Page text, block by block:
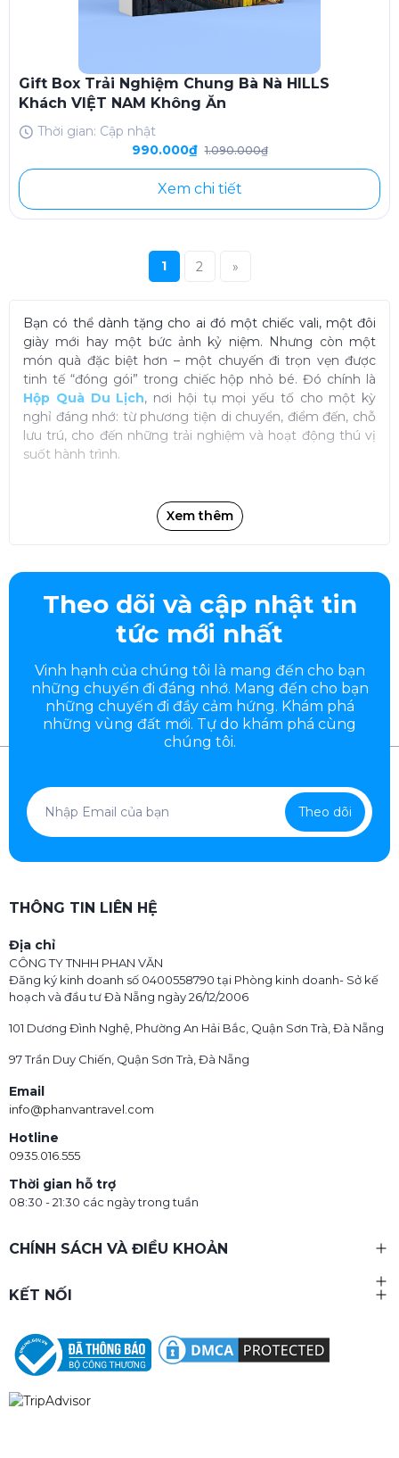
Gift Box Trải Nghiệm Chung Bà Nà HILLS
Khách VIỆT NAM Không Ăn
Thời gian: Cập nhật
990.000₫1.090.000₫
Xem chi tiết
1 2 »
Bạn có thể dành tặng cho ai đó một chiếc vali, một đôi
giày mới hay một bức ảnh kỷ niệm. Nhưng còn một
món quà đặc biệt hơn – một chuyến đi trọn vẹn được
tinh tế “đóng gói” trong chiếc hộp nhỏ bé. Đó chính là
Hộp Quà Du Lịch, nơi hội tụ mọi yếu tố cho một kỳ
nghỉ đáng nhớ: từ phương tiện di chuyển, điểm đến, chỗ
lưu trú, cho đến những trải nghiệm và hoạt động thú vị
suốt hành trình.
Bên trong Hộp Quà Du Lịch có những gì?
Khác với những món quà chỉ mang giá trị vật chất, hộp
chi tiết đã được tính toán.
Lịch trình được cá nhân hóa
Không phải là tour rập khuôn, mỗi hộp quà đều có lịch
trình tối ưu, điều chỉnh phù hợp với sở thích và thời gian
của người nhận.
Vé và phương tiện di chuyển
Chỗ ở đạt tiêu chuẩn
Dù là resort sang trọng, khách sạn cao cấp hay
homestay ấm cúng, mọi nơi lưu trú đều được chọn lọc
kỹ càng về chất lượng và vị trí.
Hoạt động & dịch vụ kèm theo
– giải trí và nhiều dịch vụ bổ sung, giúp người nhận tận
Điểm nổi bật khiến Hộp Quà Du Lịch được ưa
chuộng
Xem thêm
Theo dõi và cập nhật tin
tức mới nhất
Vinh hạnh của chúng tôi là mang đến cho bạn
những chuyến đi đáng nhớ. Mang đến cho bạn
những chuyến đi đầycảm hứng. Khám phá
những vùng đất mới. Tự do khám phá cùng
chúng tôi.
Theo dõi
THÔNG TIN LIÊN HỆ
Địa chỉ
CÔNG TY TNHH PHAN VĂN
Đăng ký kinh doanh số 0400558790 tại Phòng kinh doanh- Sở kế
hoạch và đầu tư Đà Nẵng ngày 26/12/2006
101 Dương Đình Nghệ, Phường An Hải Bắc, Quận Sơn Trà, Đà Nẵng
97 Trần Duy Chiến, Quận Sơn Trà, Đà Nẵng
Email
info@phanvantravel.com
Hotline
0935.016.555
Thời gian hỗ trợ
08:30 - 21:30 các ngày trong tuần
CHÍNH SÁCH VÀ ĐIỀU KHOẢN
KẾT NỐI